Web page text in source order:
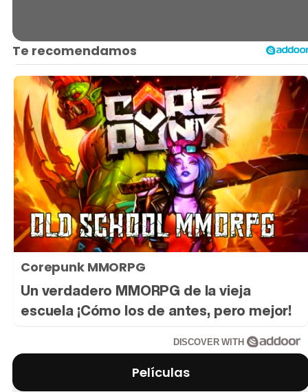
Corepunk MMORPG
Un verdadero MMORPG de la vieja
escuela ¡Cómo los de antes, pero mejor!
DISCOVER WITH
Películas